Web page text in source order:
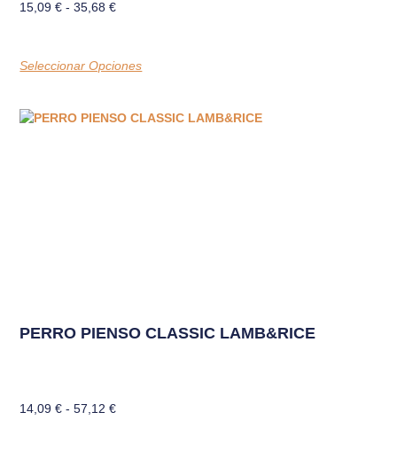
15,09€ - 35,68€
Seleccionar Opciones
PERRO PIENSO CLASSIC LAMB&RICE
14,09€ - 57,12€